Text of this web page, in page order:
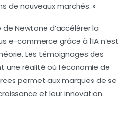
de nouveaux marchés. »
de Newtone d’accélérer la
e-commerce grâce à l’IA n’est
Les témoignages des
une réalité où l’économie de
permet aux marques de se
et leur innovation.